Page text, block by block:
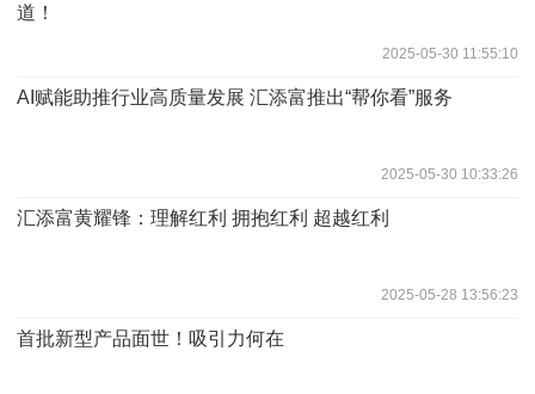
道！
2025-05-30 11:55:10
AI赋能助推行业高质量发展 汇添富推出“帮你看”服务
2025-05-30 10:33:26
汇添富黄耀锋：理解红利 拥抱红利 超越红利
2025-05-28 13:56:23
首批新型产品面世！吸引力何在